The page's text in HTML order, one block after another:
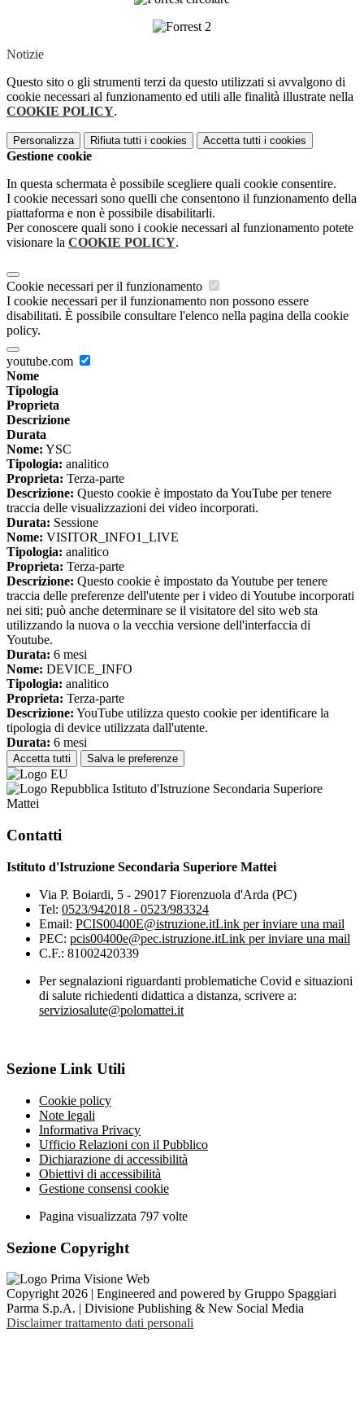
Notizie
Questo sito o gli strumenti terzi da questo utilizzati si avvalgono di
cookie necessari al funzionamento ed utili alle finalità illustrate nella
COOKIE POLICY.
Personalizza Rifiuta tutti i cookies Accetta tutti i cookies
Gestione cookie
In questa schermata è possibile scegliere quali cookie consentire.
I cookie necessari sono quelli che consentono il funzionamento della
piattaforma e non è possibile disabilitarli.
Per conoscere quali sono i cookie necessari al funzionamento potete
visionare la COOKIE POLICY.
Cookie necessari per il funzionamento
I cookie necessari per il funzionamento non possono essere
disabilitati. È possibile consultare l'elenco nella pagina della cookie
policy.
youtube.com
Nome
Tipologia
Proprieta
Descrizione
Durata
Nome: YSC
Tipologia: analitico
Proprieta: Terza-parte
Descrizione: Questo cookie è impostato da YouTube per tenere
traccia delle visualizzazioni dei video incorporati.
Durata: Sessione
Nome: VISITOR_INFO1_LIVE
Tipologia: analitico
Proprieta: Terza-parte
Descrizione: Questo cookie è impostato da Youtube per tenere
traccia delle preferenze dell'utente per i video di Youtube incorporati
nei siti; può anche determinare se il visitatore del sito web sta
utilizzando la nuova o la vecchia versione dell'interfaccia di
Youtube.
Durata: 6 mesi
Nome: DEVICE_INFO
Tipologia: analitico
Proprieta: Terza-parte
Descrizione: YouTube utilizza questo cookie per identificare la
tipologia di device utilizzata dall'utente.
Durata: 6 mesi
Accetta tutti Salva le preferenze
Istituto d'Istruzione Secondaria Superiore
Mattei
Contatti
Istituto d'Istruzione Secondaria Superiore Mattei
Via P. Boiardi, 5 - 29017 Fiorenzuola d'Arda (PC)
Tel: 0523/942018 - 0523/983324
Email: PCIS00400E@istruzione.itLink per inviare una mail
PEC: pcis00400e@pec.istruzione.itLink per inviare una mail
C.F.: 81002420339
Per segnalazioni riguardanti problematiche Covid e situazioni
di salute richiedenti didattica a distanza, scrivere a:
serviziosalute@polomattei.it
Sezione Link Utili
Cookie policy
Note legali
Informativa Privacy
Ufficio Relazioni con il Pubblico
Dichiarazione di accessibilità
Obiettivi di accessibilità
Gestione consensi cookie
Pagina visualizzata 797 volte
Sezione Copyright
Copyright 2026 | Engineered and powered by Gruppo Spaggiari
Parma S.p.A. | Divisione Publishing & New Social Media
Disclaimer trattamento dati personali